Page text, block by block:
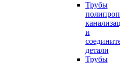
Трубы
и
детали
Трубы